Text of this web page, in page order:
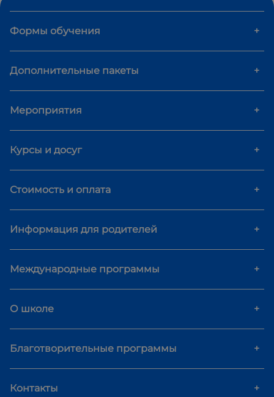
Формы обучения +
Дополнительные пакеты +
Мероприятия +
Курсы и досуг +
Стоимость и оплата +
Информация для родителей +
Международные программы +
О школе +
Благотворительные программы +
Контакты +